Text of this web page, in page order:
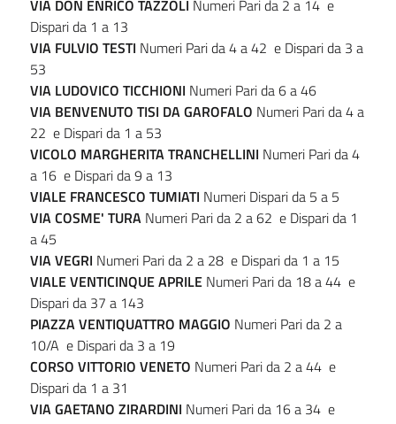
VIA DON ENRICO TAZZOLI Numeri Pari da 2 a 14 e
Dispari da 1 a 13
VIA FULVIO TESTI Numeri Pari da 4 a 42 e Dispari da 3 a
53
VIA LUDOVICO TICCHIONI Numeri Pari da 6 a 46
VIA BENVENUTO TISI DA GAROFALO Numeri Pari da 4 a
22 e Dispari da 1 a 53
VICOLO MARGHERITA TRANCHELLINI Numeri Pari da 4
a 16 e Dispari da 9 a 13
VIALE FRANCESCO TUMIATI Numeri Dispari da 5 a 5
VIA COSME' TURA Numeri Pari da 2 a 62 e Dispari da 1
a 45
VIAVEGRI Numeri Pari da 2 a 28 e Dispari da 1 a 15
VIALE VENTICINQUE APRILE Numeri Pari da 18 a 44 e
Dispari da 37 a 143
PIAZZA VENTIQUATTRO MAGGIO Numeri Pari da 2 a
10/A e Dispari da 3 a 19
CORSO VITTORIO VENETO Numeri Pari da 2 a 44 e
Dispari da 1 a 31
VIA GAETANO ZIRARDINI Numeri Pari da 16 a 34 e